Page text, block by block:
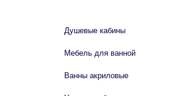
Душевые кабины
Мебель для ванной
Ванны акриловые